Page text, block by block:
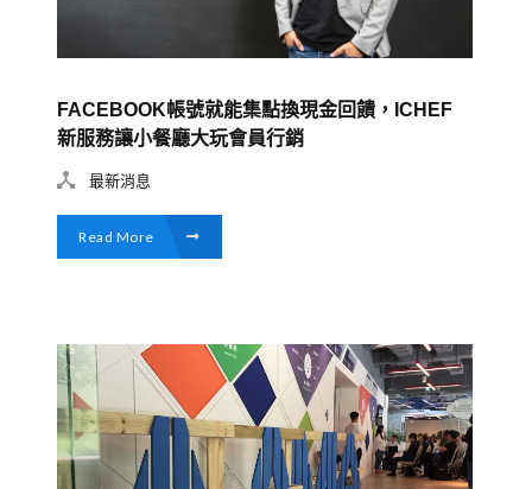
FACEBOOK帳號就能集點換現金回饋，ICHEF
新服務讓小餐廳大玩會員行銷
最新消息
Read More